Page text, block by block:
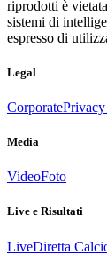
riprodotti è
sistemi di
espresso di
Legal
Corporate
Media
VideoFoto
Live e Risultati
LiveDiretta